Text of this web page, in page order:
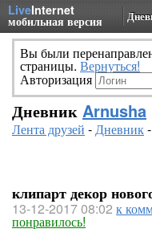
LiveInternet
мобильная версия
Вы были
страницы. Вернуться!
Авторизация
Дневник Arnusha
Лента друзей -Дневник-
клипарт декор
13-12-2017 08:02 к
понравилось!